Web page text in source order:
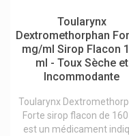
Cooperation
Corsodyl
Curaprox Soins
Daflon 500 Mg Servier
Deba Pharma
Defatyl
Toularynx
Dextromethorphan
mg/ml Sirop Flacon
ml - Toux Sèche et
Incommodante
Toularynx
Forte sirop flacon de 160
est un médicament